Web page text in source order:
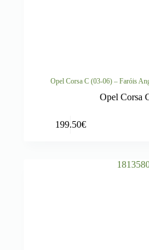
Opel Corsa C (03-06) – Faróis
Opel Corsa
199.50€